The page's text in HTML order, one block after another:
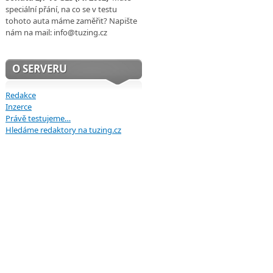
speciální přání, na co se v testu
tohoto auta máme zaměřit? Napište
nám na mail: info@tuzing.cz
O SERVERU
Redakce
Inzerce
Právě testujeme…
Hledáme redaktory na tuzing.cz